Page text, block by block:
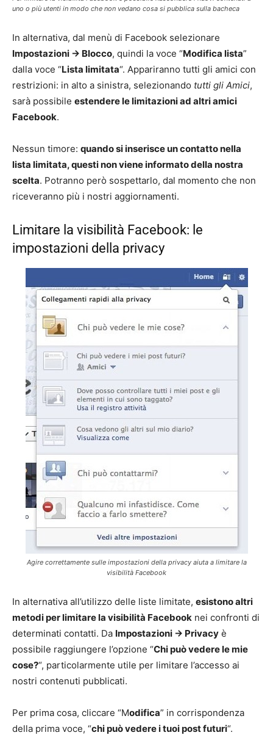
uno o più utenti in modo che non vedano cosa si pubblica sulla bacheca
In alternativa, dal menù di Facebook selezionare
Impostazioni -> Blocco, quindi la voce “Modifica lista”
dalla voce “Lista limitata“. Appariranno tutti gli amici con
restrizioni: in alto a sinistra, selezionando tutti gli Amici,
sarà possibile estendere le limitazioni ad altri amici
Facebook.
Nessun timore: quando si inserisce un contatto nella
lista limitata, questi non viene informato della nostra
scelta. Potranno però sospettarlo, dal momento che non
riceveranno più i nostri aggiornamenti.
Limitare la visibilità Facebook: le
impostazioni della privacy
Agire correttamente sulle impostazioni della privacy aiuta a limitare la
visibilità Facebook
In alternativa all’utilizzo delle liste limitate, esistono altri
metodi per limitare la visibilità Facebook nei confronti di
determinati contatti. Da Impostazioni -> Privacy è
possibile raggiungere l’opzione “Chi può vedere le mie
cose?“, particolarmente utile per limitare l’accesso ai
nostri contenuti pubblicati.
Per prima cosa, cliccare “Modifica” in corrispondenza
della prima voce, “chi può vedere i tuoi post futuri“.